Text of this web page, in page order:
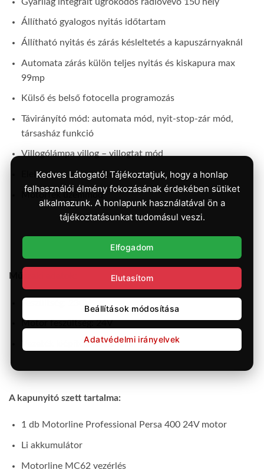
Állítható gyalogos nyitás időtartam
Állítható nyitás és zárás késleltetés a kapuszárnyaknál
Automata zárás külön teljes nyitás és kiskapura max
99mp
Külső és belső fotocella programozás
Távirányító mód: automata mód, nyit-stop-zár mód,
társasház funkció
Villogólámpa villog – villogtat mód
Elektromos zár vezérlés
Motorfék üzemmód
Feszültség: 230V
Motor feszültség: 24V
Vezeték kiépítés:itt látható
A kapunyitó szett tartalma:
1 db Motorline Professional Persa 400 24V motor
Li akkumulátor
Motorline MC62 vezérlés
Kedves Látogató! Tájékoztatjuk, hogy a honlap
felhasználói élmény fokozásának érdekében sütiket
alkalmazunk. A honlapunk használatával ön a
tájékoztatásunkat tudomásul veszi.
Elfogadom
Elutasítom
Beállítások módosítása
Adatvédelmi irányelvek